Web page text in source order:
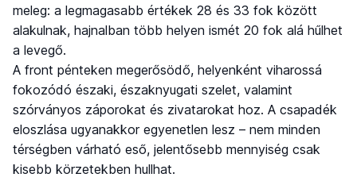
meleg: a legmagasabb értékek 28 és 33 fok között
alakulnak, hajnalban több helyen ismét 20 fok alá hűlhet
a levegő.
A front pénteken megerősödő, helyenként viharossá
fokozódó északi, északnyugati szelet, valamint
szórványos záporokat és zivatarokat hoz. A csapadék
eloszlása ugyanakkor egyenetlen lesz – nem minden
térségben várható eső, jelentősebb mennyiség csak
kisebb körzetekben hullhat.